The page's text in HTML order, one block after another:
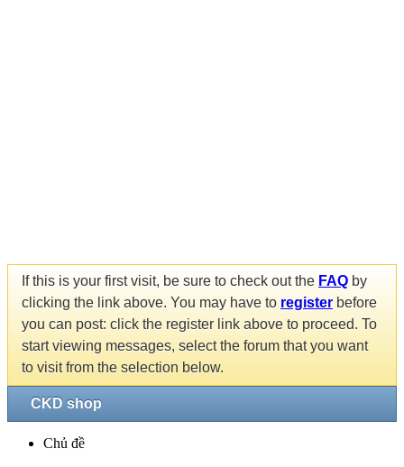
If this is your first visit, be sure to check out the FAQ by
clicking the link above. You may have to register before
you can post: click the register link above to proceed. To
start viewing messages, select the forum that you want
to visit from the selection below.
CKD shop
Chủ đề